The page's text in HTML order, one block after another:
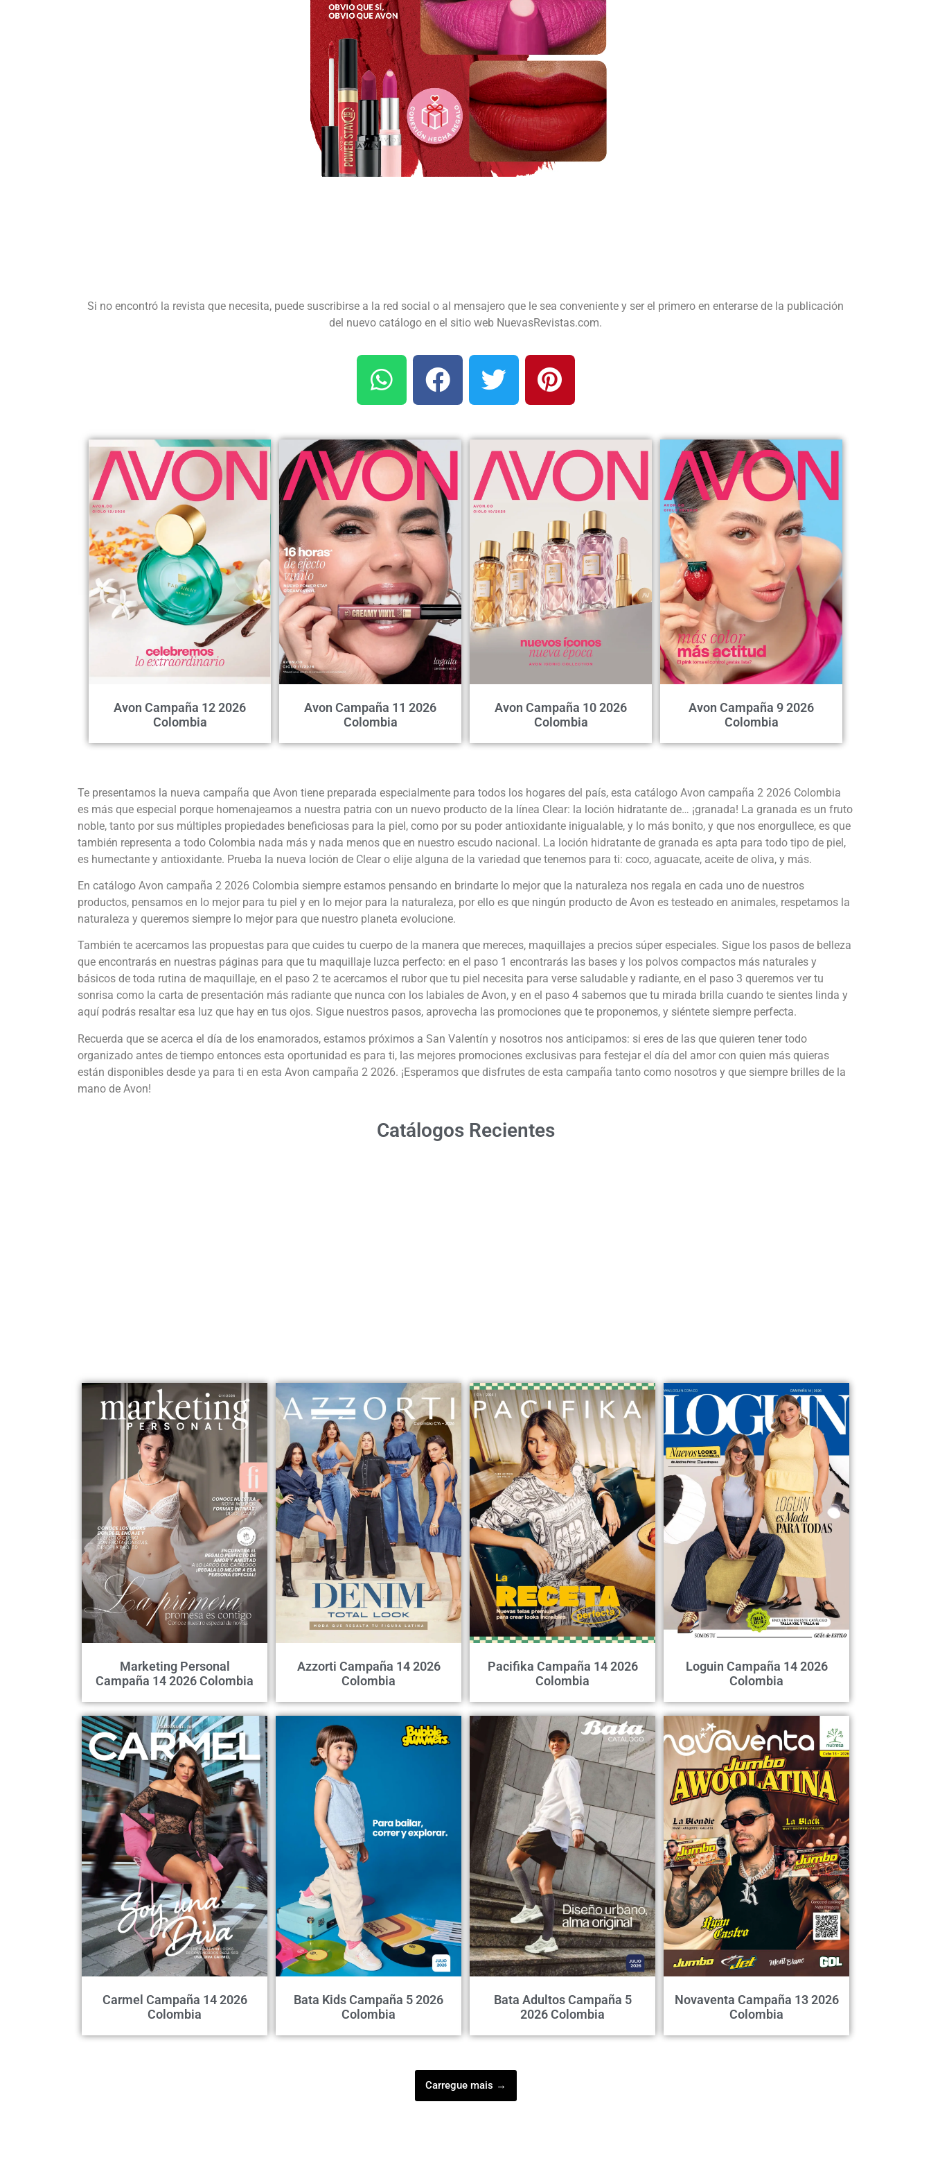
Si no encontró la revista que necesita, puede suscribirse a la red social o al mensajero que le sea conveniente y ser el primero en enterarse de la publicación
del nuevo catálogo en el sitio web NuevasRevistas.com.
Avon Campaña 12 2026
Colombia
Avon Campaña 11 2026
Colombia
Avon Campaña 10 2026
Colombia
Avon Campaña 9 2026
Colombia
Te presentamos la nueva campaña que Avon tiene preparada especialmente para todos los hogares del país, esta catálogo Avon campaña 2 2026 Colombia
es más que especial porque homenajeamos a nuestra patria con un nuevo producto de la línea Clear: la loción hidratante de… ¡granada! La granada es un fruto
noble, tanto por sus múltiples propiedades beneficiosas para la piel, como por su poder antioxidante inigualable, y lo más bonito, y que nos enorgullece, es que
también representa a todo Colombia nada más y nada menos que en nuestro escudo nacional. La loción hidratante de granada es apta para todo tipo de piel,
es humectante y antioxidante. Prueba la nueva loción de Clear o elije alguna de la variedad que tenemos para ti: coco, aguacate, aceite de oliva, y más.
En catálogo Avon campaña 2 2026 Colombia siempre estamos pensando en brindarte lo mejor que la naturaleza nos regala en cada uno de nuestros
productos, pensamos en lo mejor para tu piel y en lo mejor para la naturaleza, por ello es que ningún producto de Avon es testeado en animales, respetamos la
naturaleza y queremos siempre lo mejor para que nuestro planeta evolucione.
También te acercamos las propuestas para que cuides tu cuerpo de la manera que mereces, maquillajes a precios súper especiales. Sigue los pasos de belleza
que encontrarás en nuestras páginas para que tu maquillaje luzca perfecto: en el paso 1 encontrarás las bases y los polvos compactos más naturales y
básicos de toda rutina de maquillaje, en el paso 2 te acercamos el rubor que tu piel necesita para verse saludable y radiante, en el paso 3 queremos ver tu
sonrisa como la carta de presentación más radiante que nunca con los labiales de Avon, y en el paso 4 sabemos que tu mirada brilla cuando te sientes linda y
aquí podrás resaltar esa luz que hay en tus ojos. Sigue nuestros pasos, aprovecha las promociones que te proponemos, y siéntete siempre perfecta.
Recuerda que se acerca el día de los enamorados, estamos próximos a San Valentín y nosotros nos anticipamos: si eres de las que quieren tener todo
organizado antes de tiempo entonces esta oportunidad es para ti, las mejores promociones exclusivas para festejar el día del amor con quien más quieras
están disponibles desde ya para ti en esta Avon campaña 2 2026. ¡Esperamos que disfrutes de esta campaña tanto como nosotros y que siempre brilles de la
mano de Avon!
Catálogos Recientes
Marketing Personal
Campaña 14 2026 Colombia
Azzorti Campaña 14 2026
Colombia
Pacifika Campaña 14 2026
Colombia
Loguin Campaña 14 2026
Colombia
Carmel Campaña 14 2026
Colombia
Bata Kids Campaña 5 2026
Colombia
Bata Adultos Campaña 5
2026 Colombia
Novaventa Campaña 13 2026
Colombia
Carregue mais →